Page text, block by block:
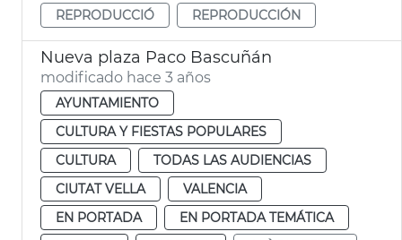
REPRODUCCIÓ
REPRODUCCIÓN
Nueva plaza Paco Bascuñán
modificado hace 3 años
AYUNTAMIENTO
CULTURA Y FIESTAS POPULARES
CULTURA
TODAS LAS AUDIENCIAS
CIUTAT VELLA
VALENCIA
EN PORTADA
EN PORTADA TEMÁTICA